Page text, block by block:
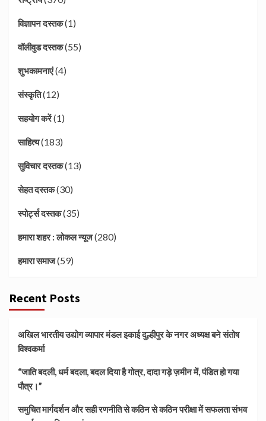
विज्ञापन दस्तक(1)
वॉलीवुड दस्तक(55)
शुभकामनाएं(4)
संस्कृति(12)
सहयोग करें(1)
साहित्य(183)
सुविचार दस्तक(13)
सेहत दस्तक(30)
स्पोर्ट्स दस्तक(35)
हमारा शहर : लोकल न्यूज(280)
हमारा समाज(59)
Recent Posts
अखिल भारतीय उद्योग व्यापार मंडल इकाई दुल्हीपुर के नगर अध्यक्ष बने संतोष
विश्वकर्मा
“जाति बदली, धर्म बदला, बदल दिया है गोत्र, दादा गड़े ज़मीन में, पंडित हो गया
पौत्र।”
समुचित मार्गदर्शन और सही रणनीति से कठिन से कठिन परीक्षा में सफलता संभव